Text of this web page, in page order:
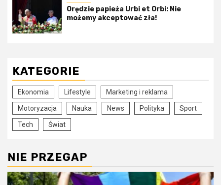
Orędzie papieża Urbi et Orbi: Nie
możemy akceptować zła!
KATEGORIE
Ekonomia Lifestyle Marketing i reklama
Motoryzacja Nauka News Polityka Sport
Tech Świat
NIE PRZEGAP